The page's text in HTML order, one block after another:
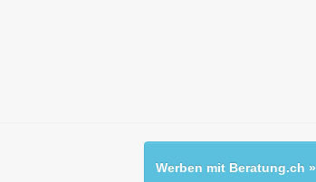
Werben mit Beratung.ch »